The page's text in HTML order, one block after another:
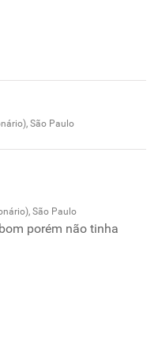
São Paulo
São Paulo
porém não tinha